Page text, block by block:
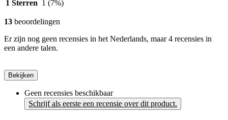
1 Sterren 1 (7%)
13 beoordelingen
Er zijn nog geen recensies in het Nederlands, maar 4 recensies in
een andere talen.
Bekijken
Geen recensies beschikbaar
Schrijf als eerste een recensie over dit product.